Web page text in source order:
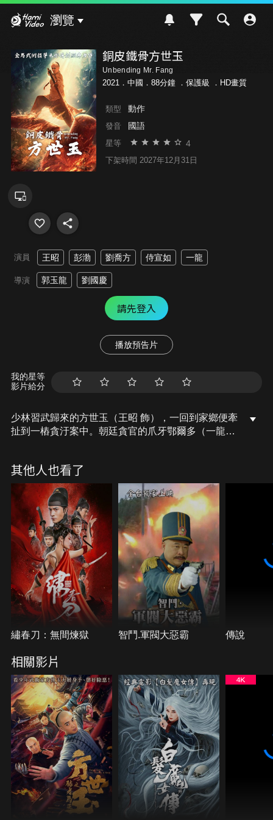
瀏覽
銅皮鐵骨方世玉
Unbending Mr. Fang
2021．中國．88分鐘 ． 保護級 ．HD畫質
類型 動作
發音 國語
星等 4
下架時間 2027年12月31日
演員 王昭 彭渤 劉喬方 侍宣如 一龍
導演 郭玉龍 劉國慶
請先登入
播放預告片
我的星等
影片給分
少林習武歸來的方世玉（王昭 飾），一回到家鄉便牽
扯到一樁貪汙案中。朝廷貪官的爪牙鄂爾多（一龍
玉面無懼色，與雷婷婷（彭渤 飾）決意反抗到底……
其他人也看了
繡春刀：無間煉獄 智鬥.軍閥大惡霸 傳說
相關影片